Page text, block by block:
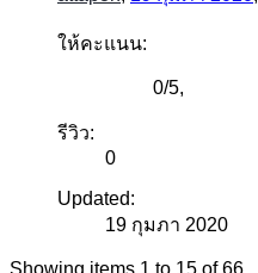
ให้คะแนน:
0/5,
รีวิว:
0
Updated:
19 กุมภา 2020
Showing items 1 to 15 of 66